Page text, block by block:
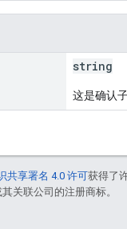
string
这是确认
共享署名 4.0 许可获得了
关联公司的注册商标。